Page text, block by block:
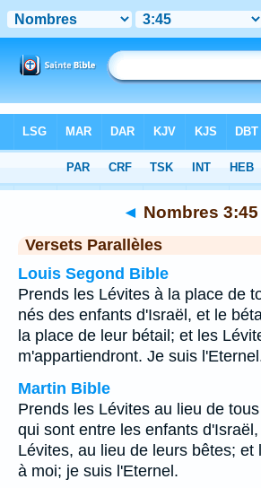
Chapitre 3 > Verset 45
◄ Nombres 3:45
Versets Parallèles
Louis Segond Bible
Prends les Lévites à la place de
nés des enfants d'Israël, et le
la place de leur bétail; et les
m'appartiendront. Je suis
Martin Bible
Prends les Lévites au lieu de
qui sont entre les enfants
Lévites, au lieu de leurs bêtes; et
à moi; je suis l'Eternel.